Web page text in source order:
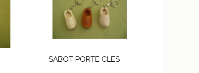
SABOT PORTE CLES